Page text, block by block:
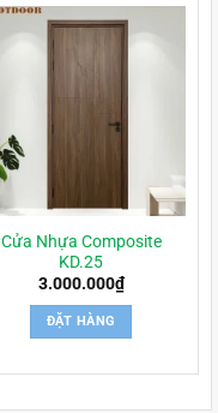
Cửa Nhựa Composite
KD.25
3.000.000₫
ĐẶT HÀNG